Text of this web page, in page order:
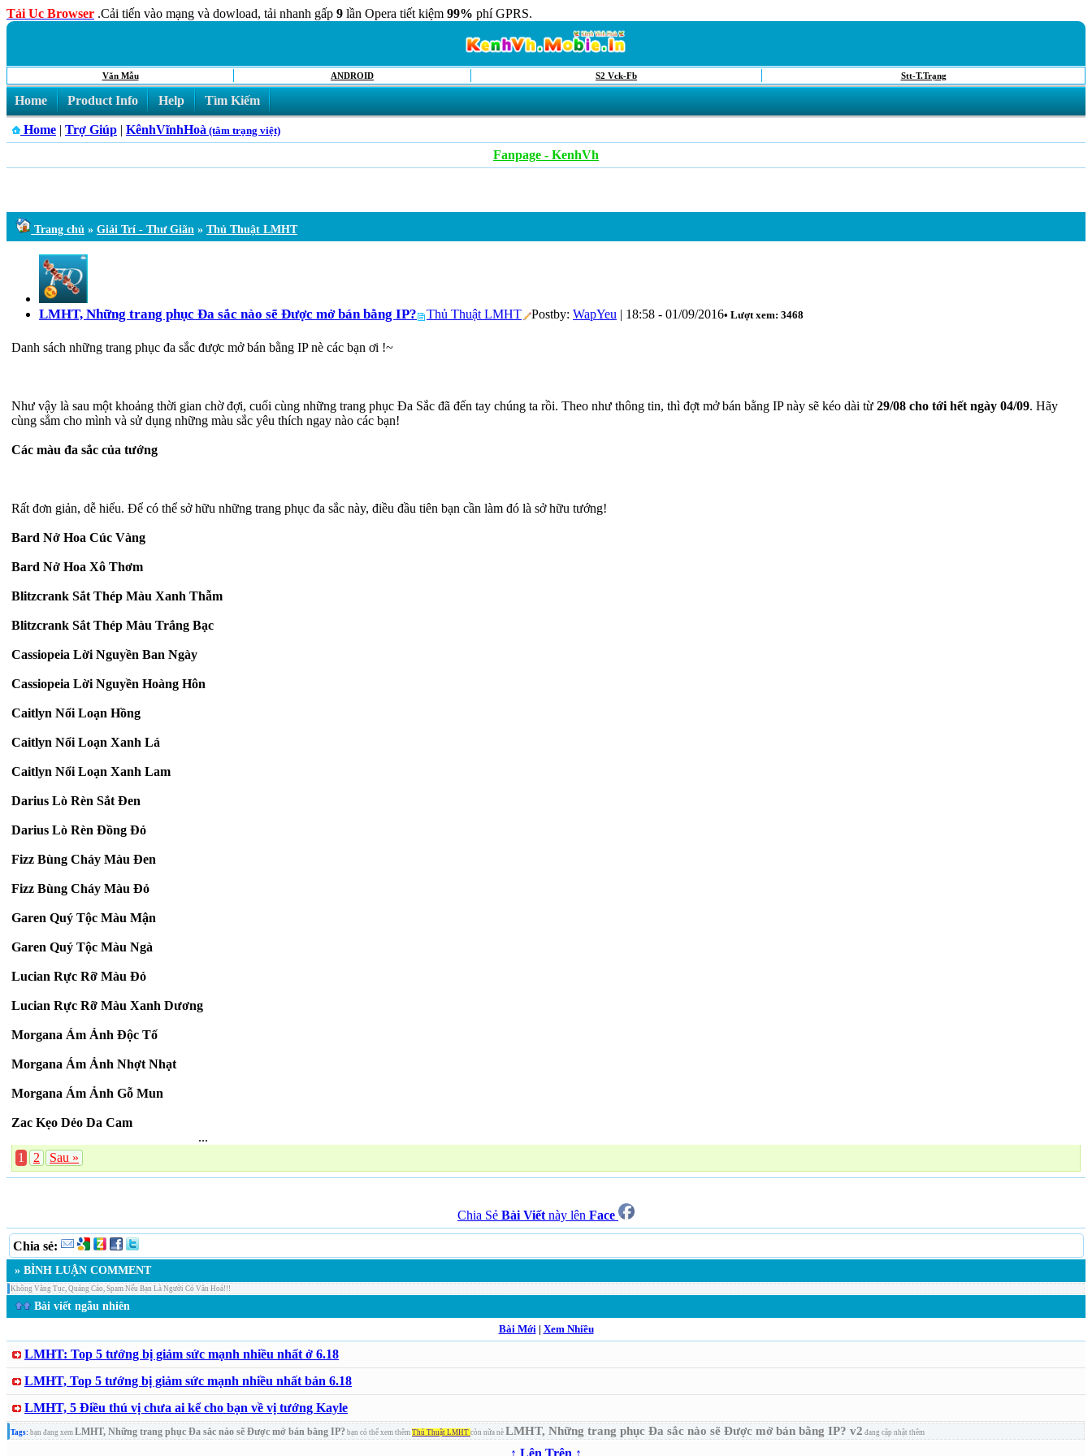
Tải Uc Browser .Cải tiến vào mạng và dowload, tải nhanh gấp 9 lần Opera tiết kiệm 99% phí GPRS.
Văn Mẫu ANDROID S2 Vck-Fb Stt-T.Trạng
Home Product Info Help Tìm Kiếm
Home | Trợ Giúp | KênhVĩnhHoà (tâm trạng việt)
Fanpage - KenhVh
Trang chủ » Giải Trí - Thư Giãn » Thủ Thuật LMHT
LMHT, Những trang phục Đa sắc nào sẽ Được mở bán bằng IP? Thủ Thuật LMHT Postby: WapYeu | 18:58 - 01/09/2016• Lượt xem: 3468
Danh sách những trang phục đa sắc được mở bán bằng IP nè các bạn ơi !~
Như vậy là sau một khoảng thời gian chờ đợi, cuối cùng những trang phục Đa Sắc đã đến tay chúng ta rồi. Theo như thông tin, thì đợt mở bán bằng IP này sẽ kéo dài từ 29/08 cho tới hết ngày 04/09. Hãy
cùng sắm cho mình và sử dụng những màu sắc yêu thích ngay nào các bạn!
Các màu đa sắc của tướng
Rất đơn giản, dễ hiểu. Để có thể sở hữu những trang phục đa sắc này, điều đầu tiên bạn cần làm đó là sở hữu tướng!
Bard Nở Hoa Cúc Vàng
Bard Nở Hoa Xô Thơm
Blitzcrank Sắt Thép Màu Xanh Thẫm
Blitzcrank Sắt Thép Màu Trắng Bạc
Cassiopeia Lời Nguyền Ban Ngày
Cassiopeia Lời Nguyền Hoàng Hôn
Caitlyn Nổi Loạn Hồng
Caitlyn Nổi Loạn Xanh Lá
Caitlyn Nổi Loạn Xanh Lam
Darius Lò Rèn Sắt Đen
Darius Lò Rèn Đồng Đỏ
Fizz Bùng Cháy Màu Đen
Fizz Bùng Cháy Màu Đỏ
Garen Quý Tộc Màu Mận
Garen Quý Tộc Màu Ngà
Lucian Rực Rỡ Màu Đỏ
Lucian Rực Rỡ Màu Xanh Dương
Morgana Ám Ảnh Độc Tố
Morgana Ám Ảnh Nhợt Nhạt
Morgana Ám Ảnh Gỗ Mun
Zac Kẹo Dẻo Da Cam
...
1
2 Sau »
Chia Sẻ Bài Viết này lên Face
Chia sẻ:
» BÌNH LUẬN COMMENT
Không Văng Tục, Quảng Cáo, Spam Nếu Bạn Là Người Có Văn Hoá!!!
Bài viết ngẫu nhiên
Bài Mới| Xem Nhiều
LMHT: Top 5 tướng bị giảm sức mạnh nhiều nhất ở 6.18
LMHT, Top 5 tướng bị giảm sức mạnh nhiều nhất bản 6.18
LMHT, 5 Điều thú vị chưa ai kể cho bạn về vị tướng Kayle
Tags: bạn đang xem LMHT, Những trang phục Đa sắc nào sẽ Được mở bán bằng IP? bạn có thể xem thêm Thủ Thuật LMHT còn nữa nè LMHT, Những trang phục Đa sắc nào sẽ Được mở bán bằng IP? v2 đang cập nhật thêm
↑ Lên Trên ↑